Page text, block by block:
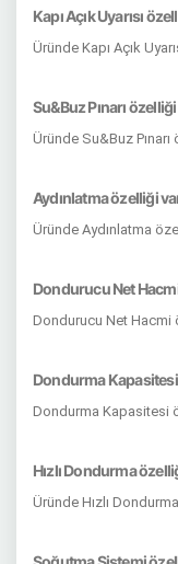
Kapı Açık Uyarısı
Üründe Kapı Açık
Su&Buz Pınarı
Üründe Su&Buz
Aydınlatma özelliği
Üründe Aydınlatma
Dondurucu Net
Dondurucu Net Hacmi
Dondurma
Dondurma Kapasitesi
Hızlı Dondurma
Üründe Hızlı